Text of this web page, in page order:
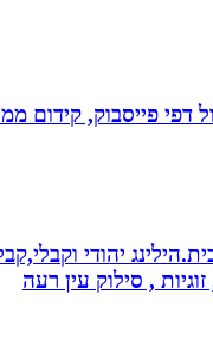
פייסבוק, קידום
יהודי
, סילוק עין רעה